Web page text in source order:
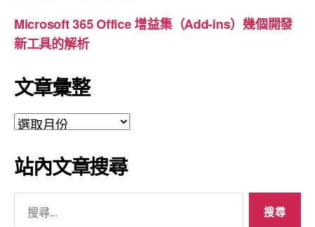
Microsoft 365 Office 增益集（Add-ins）幾個開發
新工具的解析
文章彙整
文
彙
整
站內文章搜尋